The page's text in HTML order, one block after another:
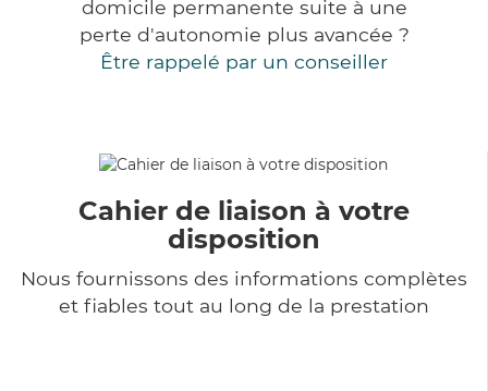
domicile permanente suite à une
perte d'autonomie plus avancée ?
Être rappelé par un conseiller
Cahier de liaison à votre
disposition
Nous fournissons des informations complètes
et fiables tout au long de la prestation